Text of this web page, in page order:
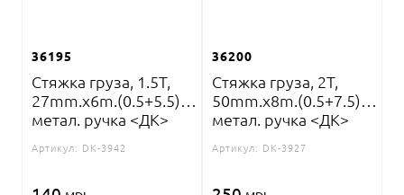
36195
Стяжка груза, 1.5T,
27mm.x6m.(0.5+5.5)
метал. ручка <ДК>
Артикул: DK-3942
36200
Стяжка груза, 2T,
50mm.x8m.(0.5+7.5)
метал. ручка <ДК>
Артикул: DK-3927